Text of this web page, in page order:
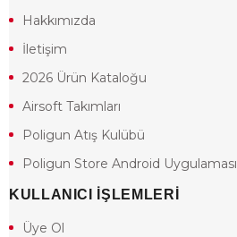
Hakkımızda
İletişim
2026 Ürün Kataloğu
Airsoft Takımları
Poligun Atış Kulübü
Poligun Store Android Uygulaması
KULLANICI İŞLEMLERİ
Üye Ol